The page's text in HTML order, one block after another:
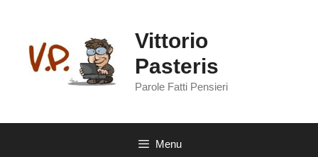
contenuto
Vittorio
Pasteris
Parole Fatti Pensieri
Menu